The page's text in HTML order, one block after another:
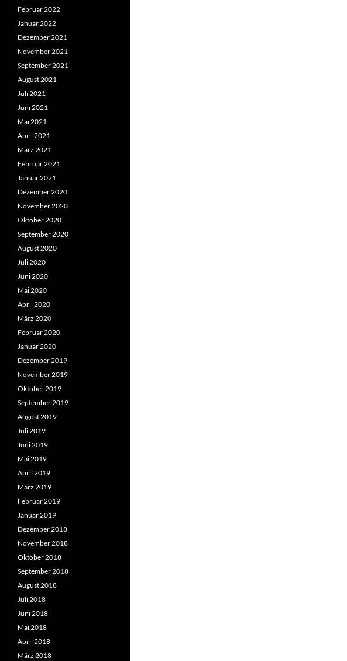
Februar 2022
Januar 2022
Dezember 2021
November 2021
September 2021
August 2021
Juli 2021
Juni 2021
Mai 2021
April 2021
März 2021
Februar 2021
Januar 2021
Dezember 2020
November 2020
Oktober 2020
September 2020
August 2020
Juli 2020
Juni 2020
Mai 2020
April 2020
März 2020
Februar 2020
Januar 2020
Dezember 2019
November 2019
Oktober 2019
September 2019
August 2019
Juli 2019
Juni 2019
Mai 2019
April 2019
März 2019
Februar 2019
Januar 2019
Dezember 2018
November 2018
Oktober 2018
September 2018
August 2018
Juli 2018
Juni 2018
Mai 2018
April 2018
März 2018